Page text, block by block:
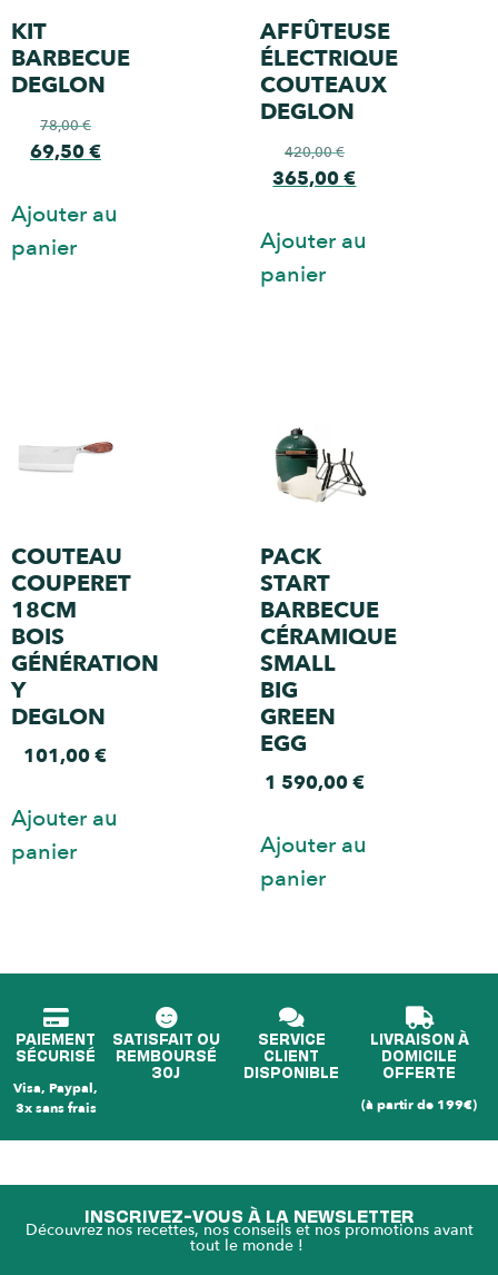
KIT
BARBECUE
DEGLON
78,00€
69,50€
Ajouter au
panier
AFFÛTEUSE
ÉLECTRIQUE
COUTEAUX
DEGLON
420,00€
365,00€
Ajouter au
panier
COUTEAU
COUPERET
18CM
BOIS
GÉNÉRATION
Y
DEGLON
101,00€
Ajouter au
panier
PACK
START
BARBECUE
CÉRAMIQUE
SMALL
BIG
GREEN
EGG
1 590,00€
Ajouter au
panier
PAIEMENT
SÉCURISÉ
Visa, Paypal,
3x sans frais
SATISFAIT OU
REMBOURSÉ
30J
SERVICE
CLIENT
DISPONIBLE
LIVRAISON À
DOMICILE
OFFERTE
(à partir de 199€)
INSCRIVEZ-VOUS À LA NEWSLETTER
Découvrez nos recettes, nos conseils et nos promotions avant
tout le monde !